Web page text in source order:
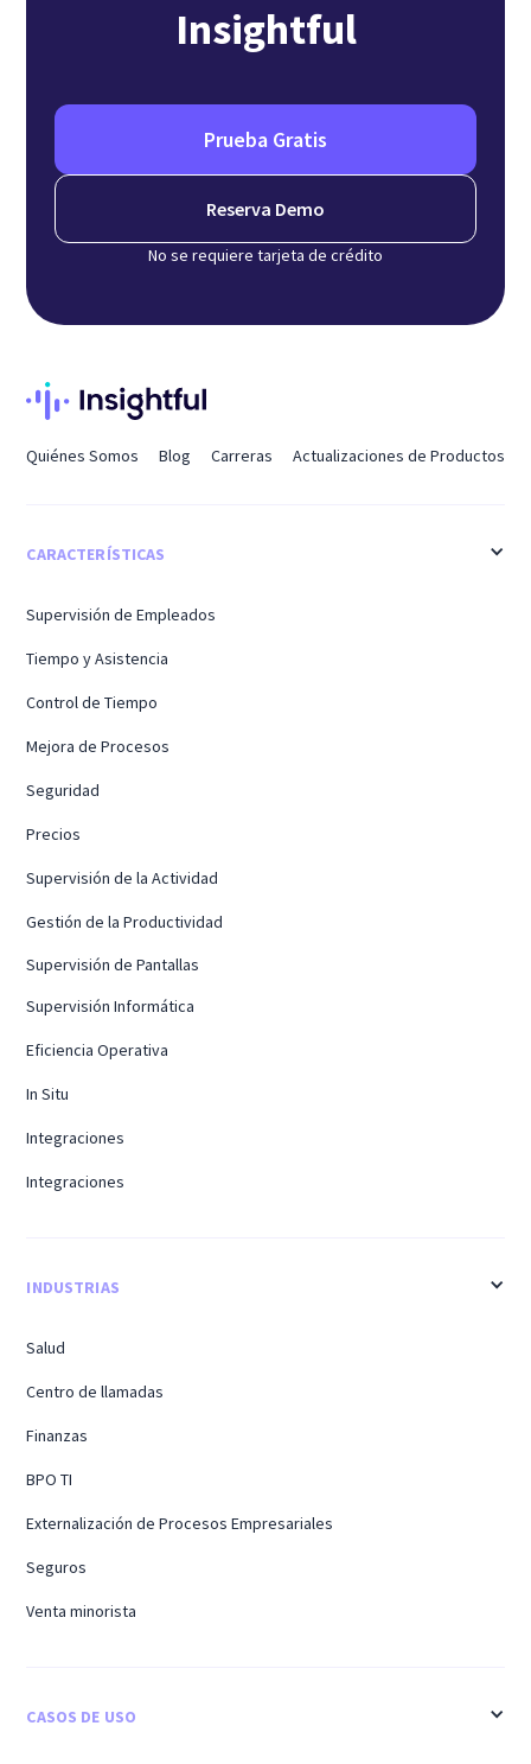
Insightful
Prueba Gratis
Reserva Demo
No se requiere tarjeta de crédito
Quiénes Somos Blog Carreras Actualizaciones de Productos
CARACTERÍSTICAS
Supervisión de Empleados
Tiempo y Asistencia
Control de Tiempo
Mejora de Procesos
Seguridad
Precios
Supervisión de la Actividad
Gestión de la Productividad
Supervisión de Pantallas
Supervisión Informática
Eficiencia Operativa
In Situ
Integraciones
Integraciones
INDUSTRIAS
Salud
Centro de llamadas
Finanzas
BPO TI
Externalización de Procesos Empresariales
Seguros
Venta minorista
CASOS DE USO